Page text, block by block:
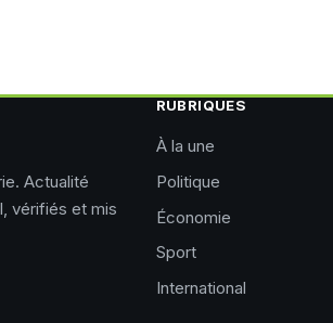
Actualité
vérifiés et mis
RUBRIQUES
À la une
Politique
Économie
Sport
International